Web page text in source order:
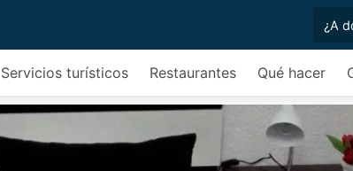
Servicios turísticos Restaurantes Qué hacer